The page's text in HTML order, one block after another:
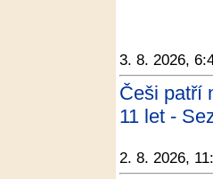
3. 8. 2026,
Češi patří
11 let -
2. 8. 2026,